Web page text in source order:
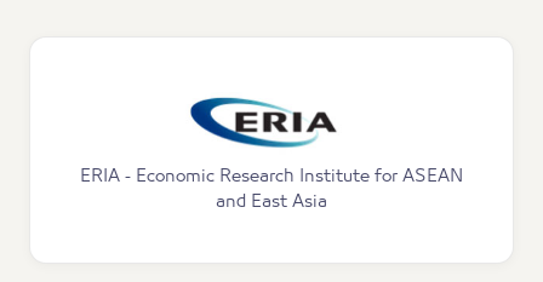
ERIA - Economic Research Institute for ASEAN
and East Asia